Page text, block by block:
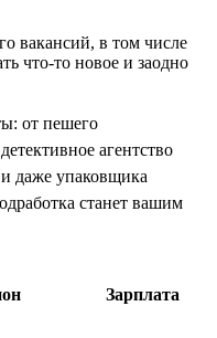
вакансий, в том числе
что-то новое и заодно
от пешего
агентство
даже упаковщика
станет вашим
Зарплата